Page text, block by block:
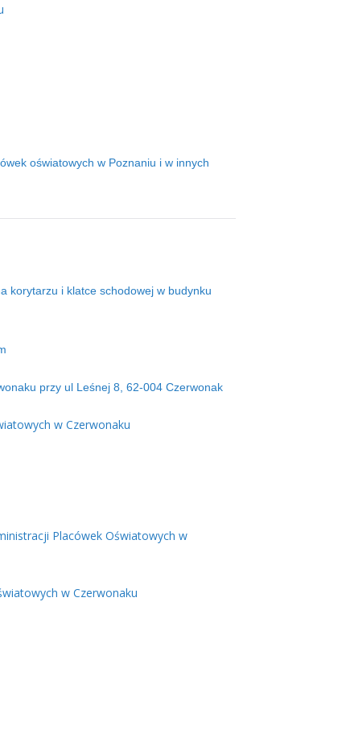
oświatowych w Poznaniu i w innych
korytarzu i klatce schodowej w budynku
przy ul Leśnej 8, 62-004 Czerwonak
w Czerwonaku
Placówek Oświatowych w
w Czerwonaku